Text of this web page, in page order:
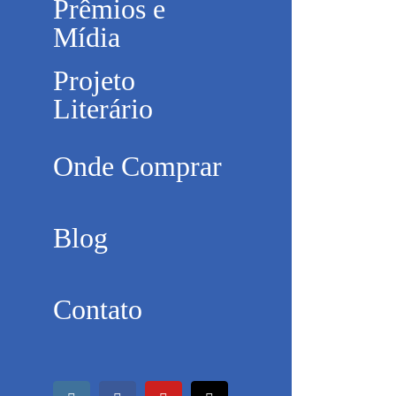
Prêmios e
Mídia
Projeto
Literário
Onde Comprar
Blog
Contato